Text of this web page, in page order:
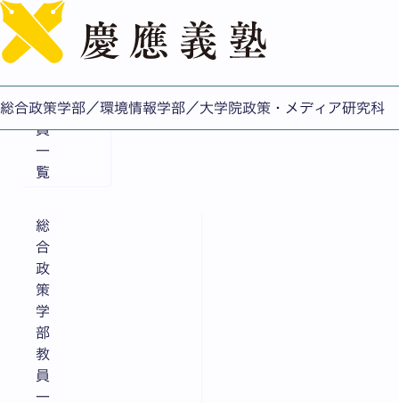
総合政策学部／環境情報学部／大学院政策・メディア研究科
教員一覧
教
員
一
覧
総
合
政
策
学
部
教
員
一